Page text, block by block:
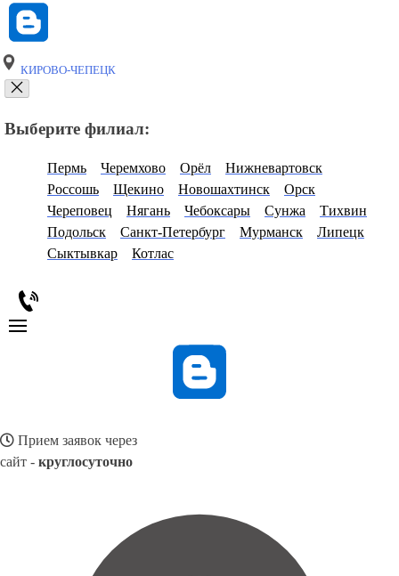
КИРОВО-ЧЕПЕЦК
Выберите филиал:
Пермь Черемхово Орёл
Нижневартовск
Россошь
Щекино Новошахтинск
Орск
Череповец
Нягань Чебоксары Сунжа
Тихвин
Подольск
Санкт-Петербург Мурманск
Липецк
Сыктывкар
Котлас
Прием заявок через
сайт - круглосуточно